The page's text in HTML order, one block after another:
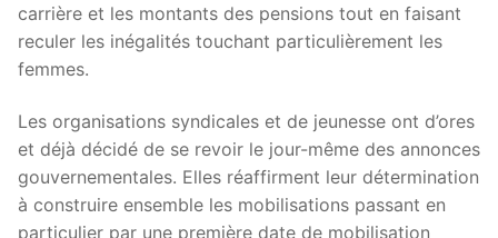
carrière et les montants des pensions tout en faisant
reculer les inégalités touchant particulièrement les
femmes.
Les organisations syndicales et de jeunesse ont d’ores
et déjà décidé de se revoir le jour-même des annonces
gouvernementales. Elles réaffirment leur détermination
à construire ensemble les mobilisations passant en
particulier par une première date de mobilisation